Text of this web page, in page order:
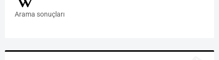
Arama sonuçları